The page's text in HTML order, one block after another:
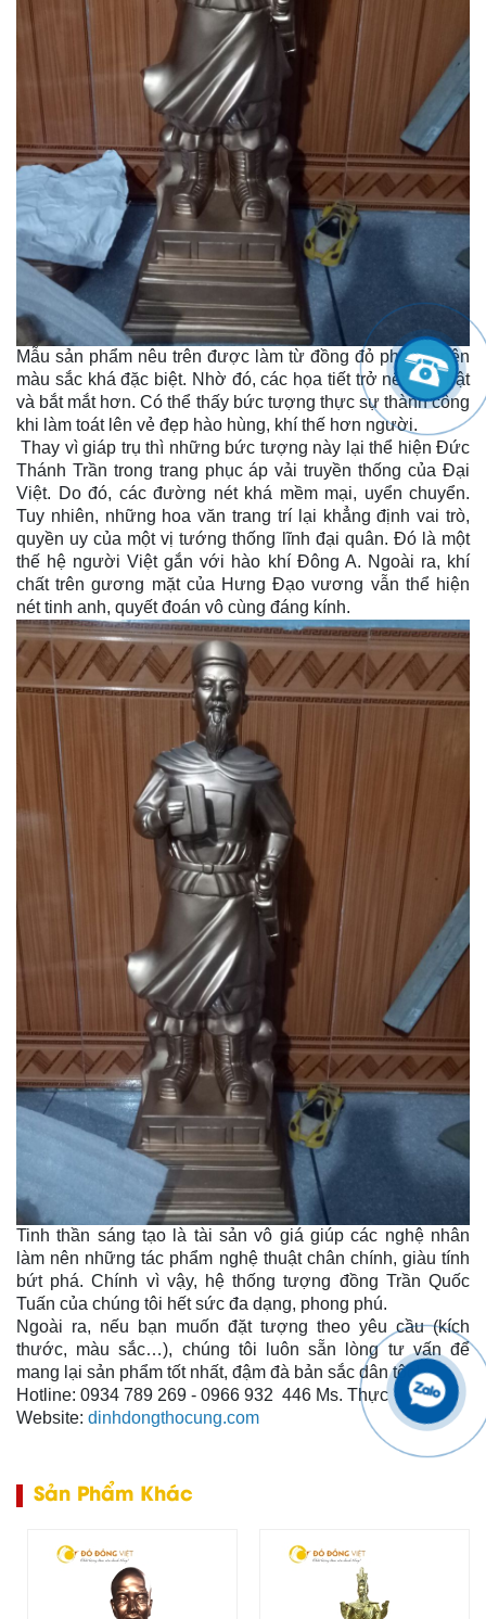
Mẫu sản phẩm nêu trên được làm từ đồng đỏ phớt nỉ nên
màu sắc khá đặc biệt. Nhờ đó, các họa tiết trở nên nổi bật
và bắt mắt hơn. Có thể thấy bức tượng thực sự thành công
khi làm toát lên vẻ đẹp hào hùng, khí thế hơn người.
Thay vì giáp trụ thì những bức tượng này lại thể hiện Đức
Thánh Trần trong trang phục áp vải truyền thống của Đại
Việt. Do đó, các đường nét khá mềm mại, uyển chuyển.
Tuy nhiên, những hoa văn trang trí lại khẳng định vai trò,
quyền uy của một vị tướng thống lĩnh đại quân. Đó là một
thế hệ người Việt gắn với hào khí Đông A. Ngoài ra, khí
chất trên gương mặt của Hưng Đạo vương vẫn thể hiện
nét tinh anh, quyết đoán vô cùng đáng kính.
Tinh thần sáng tạo là tài sản vô giá giúp các nghệ nhân
làm nên những tác phẩm nghệ thuật chân chính, giàu tính
bứt phá. Chính vì vậy, hệ thống tượng đồng Trần Quốc
Tuấn của chúng tôi hết sức đa dạng, phong phú.
Ngoài ra, nếu bạn muốn đặt tượng theo yêu cầu (kích
thước, màu sắc…), chúng tôi luôn sẵn lòng tư vấn để
mang lại sản phẩm tốt nhất, đậm đà bản sắc dân tộc!
Hotline: 0934 789 269 - 0966 932 446 Ms. Thực
Website: dinhdongthocung.com
Sản Phẩm Khác